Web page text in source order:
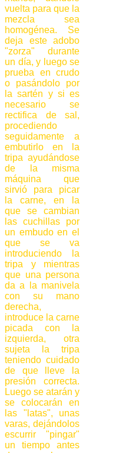
vuelta para que la
mezcla sea
homogénea. Se
deja este adobo
"zorza" durante
un día, y luego se
prueba en crudo
o pasándolo por
la sartén y si es
necesario se
rectifica de sal,
procediendo
seguidamente a
embutirlo en la
tripa ayudándose
de la misma
máquina que
sirvió para picar
la carne, en la
que se cambian
las cuchillas por
un embudo en el
que se va
introduciendo la
tripa y mientras
que una persona
da a la manivela
con su mano
derecha,
introduce la carne
picada con la
izquierda, otra
sujeta la tripa
teniendo cuidado
de que lleve la
presión correcta.
Luego se atarán y
se colocarán en
las "latas", unas
varas, dejándolos
escurrir "pingar"
un tiempo antes